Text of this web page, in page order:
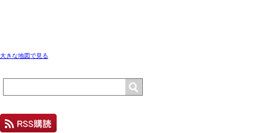
大きな地図で見る